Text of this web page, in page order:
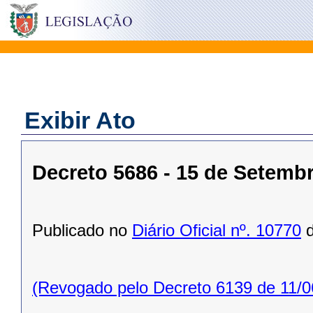
Exibir Ato
Decreto 5686 - 15 de
Publicado no Diário Oficial nº. 10770
(Revogado pelo Decreto 6139 de 11/